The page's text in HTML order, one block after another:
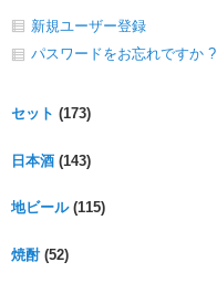
新規ユーザー登録
パスワードをお忘れですか ?
セット (173)
日本酒 (143)
地ビール(115)
焼酎(52)